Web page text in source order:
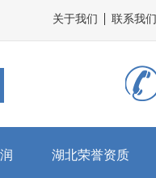
关于我们 联系我们
湖北荣誉资质